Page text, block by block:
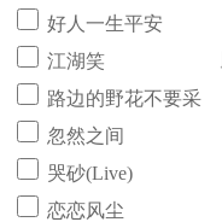
好人一生平安
江湖笑
路边的野花不要采
忽然之间
哭砂(Live)
恋恋风尘